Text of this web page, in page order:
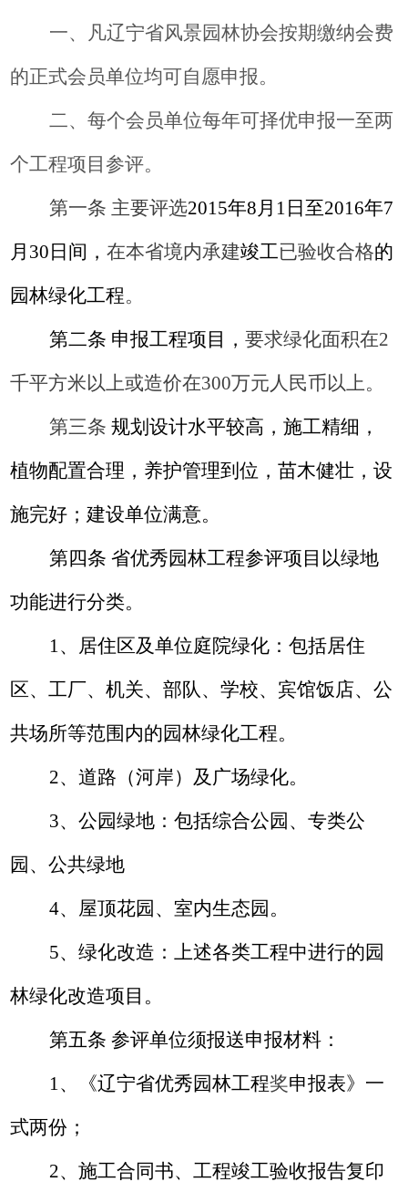
一、凡辽宁省风景园林协会按期缴纳会费
的正式会员单位均可自愿申报。
二、每个会员单位每年可择优申报一至两
个工程项目参评。
第一条 主要评选2015年8 月 1 日至2016年7
月 30 日间，在本省境内承建竣工已验收合格的
园林绿化工程。
第二条 申报工程项目， 要求绿化面积在2
千平方米以上或造价在300万元人民币以上。
第三条 规划设计水平较高，施工精细，
植物配置合理，养护管理到位，苗木健壮，设
施完好；建设单位满意。
第四条 省优秀园林工程参评项目以绿地
功能进行分类。
1 、居住区及单位庭院绿化：包括居住
区、工厂、机关、部队、学校、宾馆饭店、公
共场所等范围内的园林绿化工程。
2、道路（河岸）及广场绿化。
3、公园绿地：包括综合公园、专类公
园、公共绿地
4、屋顶花园、室内生态园。
5、绿化改造：上述各类工程中进行的园
林绿化改造项目。
第五条 参评单位须报送申报材料：
1 、《辽宁省优秀园林工程奖申报表》一
式两份；
2、施工合同书、工程竣工验收报告复印